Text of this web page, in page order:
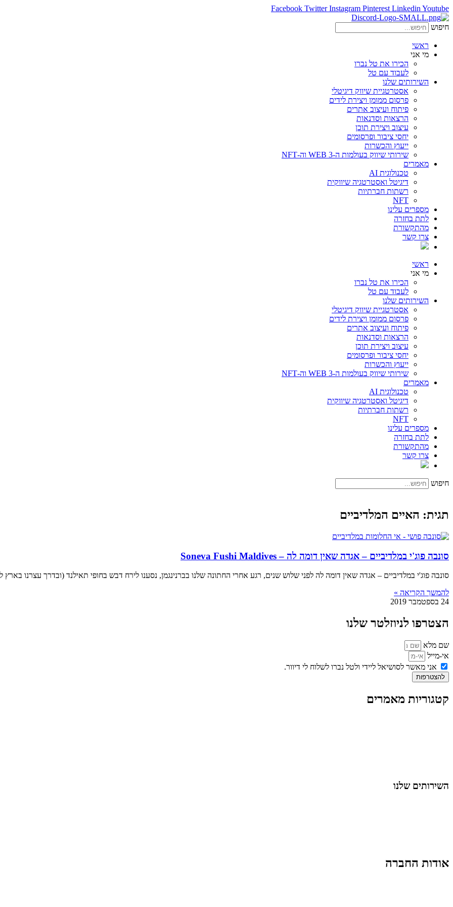
Facebook Twitter Instagram Pinterest Linkedin Youtube
חיפוש
ראשי
מי אני
הכירו את טל נברו
לעבוד עם טל
השירותים שלנו
אסטרטגיית שיווק דיגיטלי
פרסום ממומן ויצירת לידים
פיתוח ועיצוב אתרים
הרצאות וסדנאות
עיצוב ויצירת תוכן
יחסי ציבור ופרסומים
ייעוץ והכשרות
שירותי שיווק בעולמות ה-WEB 3 וה-NFT
מאמרים
טכנולוגית AI
דיגיטל ואסטרטגיה שיווקית
רשתות חברתיות
NFT
מספרים עלינו
לתת בחזרה
מהתקשורת
צרו קשר
ראשי
מי אני
הכירו את טל נברו
לעבוד עם טל
השירותים שלנו
אסטרטגיית שיווק דיגיטלי
פרסום ממומן ויצירת לידים
פיתוח ועיצוב אתרים
הרצאות וסדנאות
עיצוב ויצירת תוכן
יחסי ציבור ופרסומים
ייעוץ והכשרות
שירותי שיווק בעולמות ה-WEB 3 וה-NFT
מאמרים
טכנולוגית AI
דיגיטל ואסטרטגיה שיווקית
רשתות חברתיות
NFT
מספרים עלינו
לתת בחזרה
מהתקשורת
צרו קשר
חיפוש
תגית: האיים המלדיביים
סונבה פוג'י במלדיביים – אגדה שאין דומה לה – Soneva Fushi Maldives
סונבה פוג'י במלדיביים – אגדה שאין דומה לה לפני שלוש שנים, רגע אחרי החתונה שלנו בברנינגמן, נסענו לירח דבש בחופי תאילנד (ובדרך עצרנו בארץ
להמשך הקריאה »
24 בספטמבר 2019
הצטרפו לניוזלטר שלנו
שם מלא
אי-מייל
אני מאשר לסושיאל ליידי ולטל נברו לשלוח לי דיוור.
להצטרפות
קטגוריות מאמרים
השירותים שלנו
אודות החברה